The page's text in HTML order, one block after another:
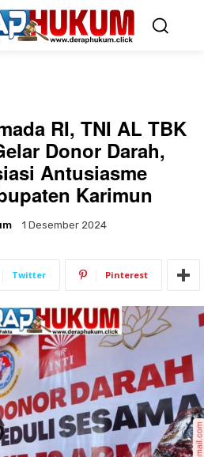
RI, TNI AL TBK
Donor Darah,
Antusiasme
Karimun
1 Desember 2024
Twitter Pinterest